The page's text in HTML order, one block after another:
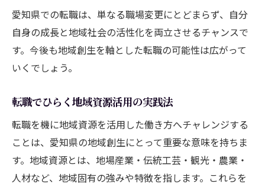
愛知県での転職は、単なる職場変更にとどまらず、自分
自身の成長と地域社会の活性化を両立させるチャンスで
す。今後も地域創生を軸とした転職の可能性は広がって
いくでしょう。
転職でひらく地域資源活用の実践法
転職を機に地域資源を活用した働き方へチャレンジする
ことは、愛知県の地域創生にとって重要な意味を持ちま
す。地域資源とは、地場産業・伝統工芸・観光・農業・
人材など、地域固有の強みや特徴を指します。これらを